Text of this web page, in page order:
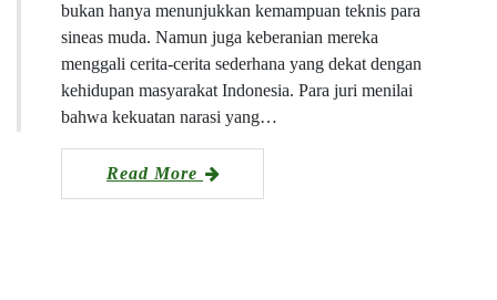
bukan hanya menunjukkan kemampuan teknis para
sineas muda. Namun juga keberanian mereka
menggali cerita-cerita sederhana yang dekat dengan
kehidupan masyarakat Indonesia. Para juri menilai
bahwa kekuatan narasi yang…
Read More